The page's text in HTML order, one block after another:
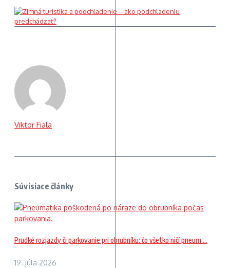
Viktor Fiala
Súvisiace články
Prudké rozjazdy či parkovanie pri obrubníku: čo všetko ničí pneum ...
19. júla 2026